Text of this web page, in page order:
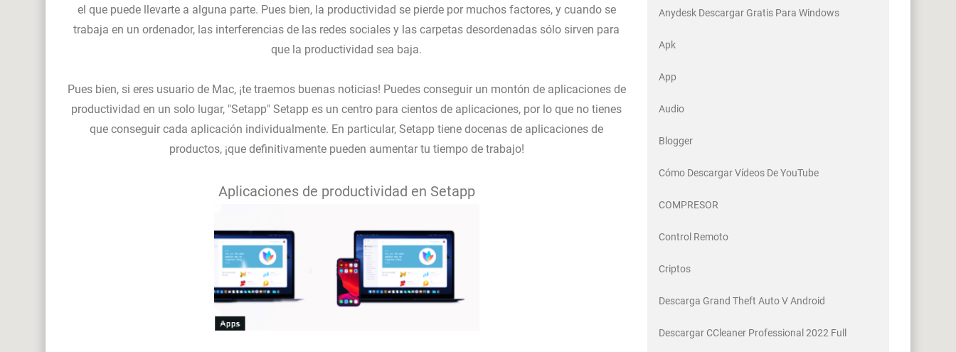
el que puede llevarte a alguna parte. Pues bien, la productividad se pierde por muchos factores, y cuando se
trabaja en un ordenador, las interferencias de las redes sociales y las carpetas desordenadas sólo sirven para
que la productividad sea baja.
Pues bien, si eres usuario de Mac, ¡te traemos buenas noticias! Puedes conseguir un montón de aplicaciones de
productividad en un solo lugar, "Setapp" Setapp es un centro para cientos de aplicaciones, por lo que no tienes
que conseguir cada aplicación individualmente. En particular, Setapp tiene docenas de aplicaciones de
productos, ¡que definitivamente pueden aumentar tu tiempo de trabajo!
Aplicaciones de productividad en Setapp
Anydesk Descargar Gratis Para Windows
Apk
App
Audio
Blogger
Cómo Descargar Vídeos De YouTube
COMPRESOR
Control Remoto
Criptos
Descarga Grand Theft Auto V Android
Descargar CCleaner Professional 2022 Full